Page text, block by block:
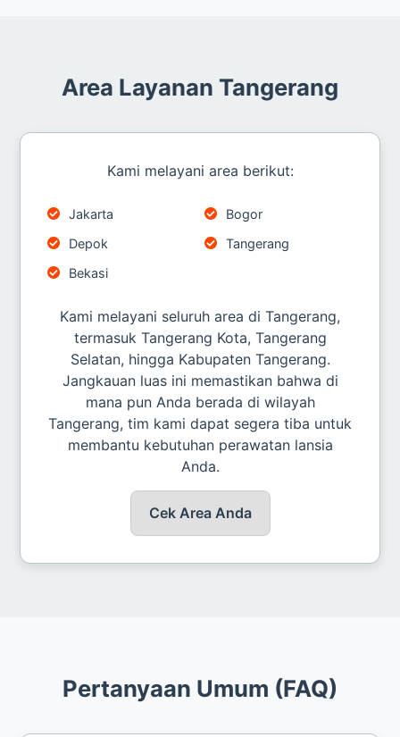
Area Layanan Tangerang
Kami melayani area berikut:
Jakarta
Bogor
Depok
Tangerang
Bekasi
Kami melayani seluruh area di Tangerang,
termasuk Tangerang Kota, Tangerang
Selatan, hingga Kabupaten Tangerang.
Jangkauan luas ini memastikan bahwa di
mana pun Anda berada di wilayah
Tangerang, tim kami dapat segera tiba untuk
membantu kebutuhan perawatan lansia
Anda.
Cek Area Anda
Pertanyaan Umum (FAQ)